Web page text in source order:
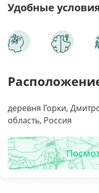
Удобные
деревня Горки,
область, Россия